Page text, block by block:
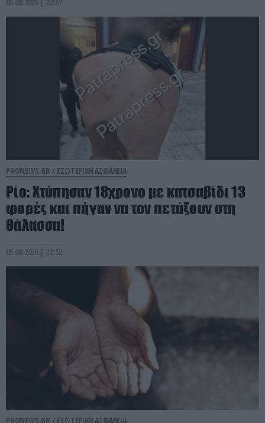
PRONEWS.GR / ΕΣΩΤΕΡΙΚΗ ΑΣΦΑΛΕΙΑ
Ρίο: Χτύπησαν 18χρονο με κατσαβίδι 13
φορές και πήγαν να τον πετάξουν στη
θάλασσα!
05.08.2026 | 22:52
PRONEWS.GR / ΕΣΩΤΕΡΙΚΗ ΑΣΦΑΛΕΙΑ